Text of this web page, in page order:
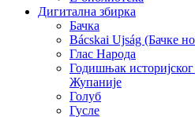
Дигитална збирка
Бачка
Bácskai Ujság (Бачке
Глас Народа
Годишњак
Жупаније
Голуб
Гусле